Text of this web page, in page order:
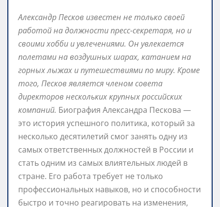
Александр Песков известен не только своей
работой на должности пресс-секретаря, но и
своими хобби и увлечениями. Он увлекается
полетами на воздушных шарах, катанием на
горных лыжах и путешествиями по миру. Кроме
того, Песков является членом совета
директоров нескольких крупных российских
компаний. Биография Александра Пескова —
это история успешного политика, который за
несколько десятилетий смог занять одну из
самых ответственных должностей в России и
стать одним из самых влиятельных людей в
стране. Его работа требует не только
профессиональных навыков, но и способности
быстро и точно реагировать на изменения,